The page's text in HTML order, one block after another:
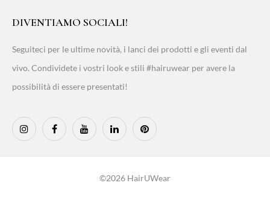
DIVENTIAMO SOCIALI!
Seguiteci per le ultime novità, i lanci dei prodotti e gli eventi dal
vivo. Condividete i vostri look e stili #hairuwear per avere la
possibilità di essere presentati!
©2026 HairUWear